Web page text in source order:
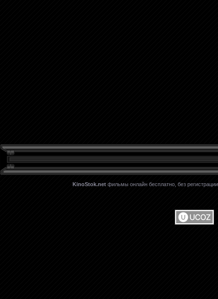
KinoStok.net фильмы онлайн бесплатно, без